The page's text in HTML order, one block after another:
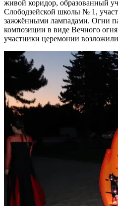
живой коридор, образованный
Слободзейской школы № 1,
зажжёнными лампадами. Огни
композиции в виде Вечного
участники церемонии